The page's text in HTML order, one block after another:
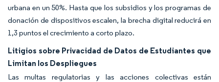
urbana en un 50%. Hasta que los subsidios y los programas de
donación de dispositivos escalen, la brecha digital reducirá en
1,3 puntos el crecimiento a corto plazo.
Litigios sobre Privacidad de Datos de Estudiantes que
Limitan los Despliegues
Las multas regulatorias y las acciones colectivas están